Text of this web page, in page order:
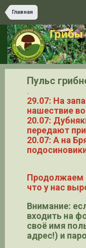
Главная
Пульс
.
29.07: На
нашествие
20.07:
передают
20.07: А на
Продолжаем
что у нас
Внимание:
входить на
своё имя
адрес!) и